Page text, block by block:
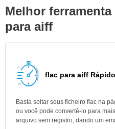
Melhor
para aiff
flac para aiff
Basta soltar seus ficheiro flac na
ou você pode convertê-lo para
arquivo sem registro, dando um